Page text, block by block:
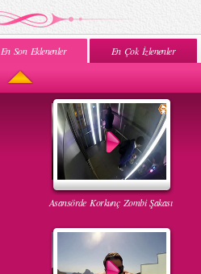
En Son Eklenenler En Çok İzlenenler
Asansörde Korkunç Zombi Şakası